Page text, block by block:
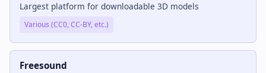
Largest platform for downloadable 3D models
Various (CC0, CC-BY, etc.)
Freesound